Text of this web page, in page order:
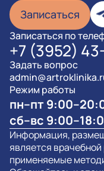
Записаться
Записаться по
+7 (3952)
Задать вопрос
Режим работы
пн–пт
сб–вс
Информация,
является
применяемые